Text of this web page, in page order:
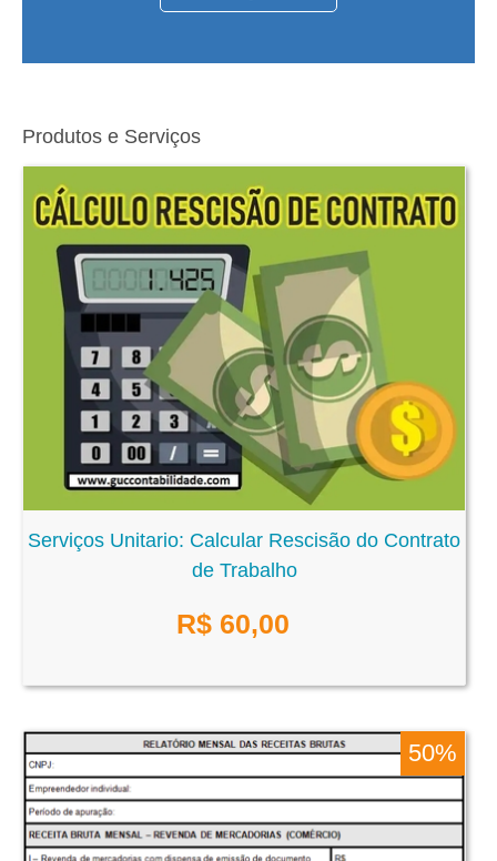
Produtos e Serviços
Serviços Unitario: Calcular Rescisão do Contrato
de Trabalho
R$ 60,00
50%